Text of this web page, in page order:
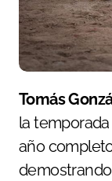
Tomás
la
año